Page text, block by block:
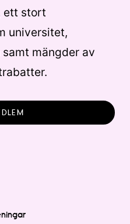
ett stort
universitet,
mängder av